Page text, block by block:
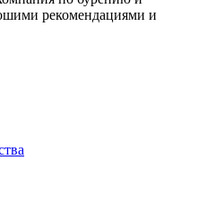
рекомендациями и